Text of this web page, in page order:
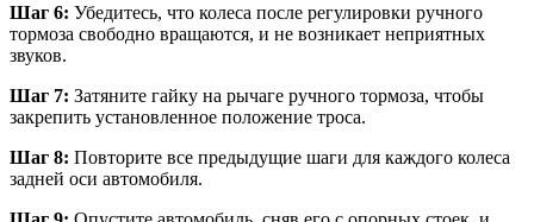
Шаг 6: Убедитесь, что колеса после регулировки ручного
тормоза свободно вращаются, и не возникает неприятных
звуков.
Шаг 7: Затяните гайку на рычаге ручного тормоза, чтобы
закрепить установленное положение троса.
Шаг 8: Повторите все предыдущие шаги для каждого колеса
задней оси автомобиля.